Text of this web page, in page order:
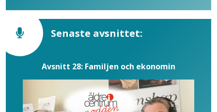
Senaste avsnittet:
Avsnitt 28: Familjen och ekonomin